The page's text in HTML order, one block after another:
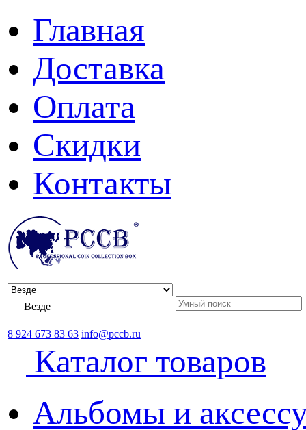
Главная
Доставка
Оплата
Скидки
Контакты
Везде
8 924 673 83 63 info@pccb.ru
Каталог товаров
Альбомы и